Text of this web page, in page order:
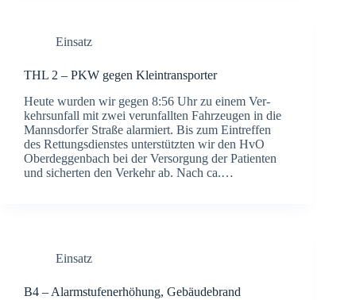
Einsatz
THL 2 – PKW gegen Klein­trans­por­ter
Heu­te wur­den wir gegen 8:56 Uhr zu einem Ver­
kehrs­un­fall mit zwei ver­un­fall­ten Fahr­zeu­gen in die
Manns­dor­fer Stra­ße alar­miert. Bis zum Ein­tref­fen
des Ret­tungs­diens­tes unter­stütz­ten wir den HvO
Oberdeg­gen­bach bei der Ver­sor­gung der Pati­en­ten
und sicher­ten den Ver­kehr ab. Nach ca.…
Einsatz
B4 – Alarm­stu­fen­er­hö­hung, Gebäu­de­brand